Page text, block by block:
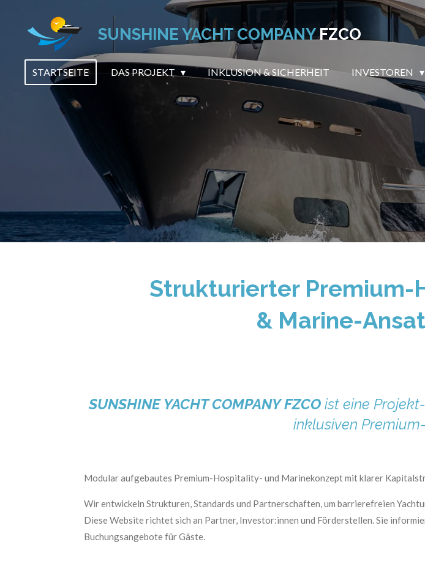
Hauptinhalt
springen
SUNSHINE YACHT COMPANYFZCO
STARTSEITE DAS PROJEKT INKLUSION & SICHERHEIT INVESTOREN
Strukturierter Premium-
& Marine-
SUNSHINE YACHT COMPANY FZCO ist eine
inklusiven
Modular aufgebautes Premium-Hospitality- und Marinekonzept mit klarer
Wir entwickeln Strukturen, Standards und Partnerschaften, um barrierefreien
Diese Website richtet sich an Partner, Investor:innen und Förderstellen. Sie
Buchungsangebote für Gäste.